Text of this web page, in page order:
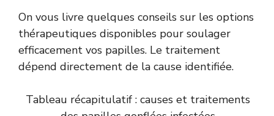
On vous livre quelques conseils sur les options
thérapeutiques disponibles pour soulager
efficacement vos papilles. Le traitement
dépend directement de la cause identifiée.
Tableau récapitulatif : causes et traitements